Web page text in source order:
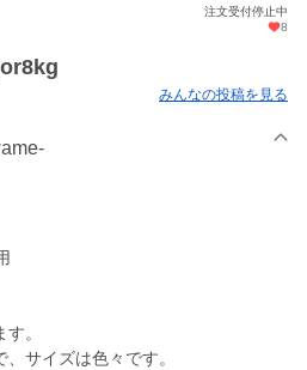
注文受付停止中
8
みんなの投稿を見る
。
サイズは色々です。